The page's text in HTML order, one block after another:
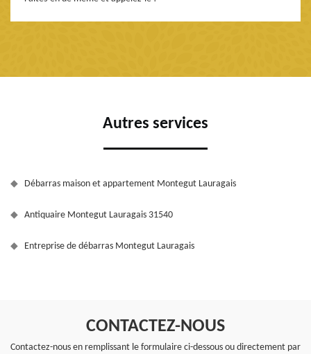
Autres services
Débarras maison et appartement Montegut Lauragais
Antiquaire Montegut Lauragais 31540
Entreprise de débarras Montegut Lauragais
CONTACTEZ-NOUS
Contactez-nous en remplissant le formulaire ci-dessous ou directement par